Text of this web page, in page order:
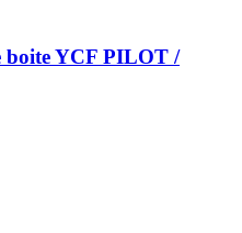
boite YCF PILOT /